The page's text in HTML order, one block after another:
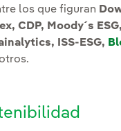
los que figuran
CDP, Moody´s
ISS-ESG,